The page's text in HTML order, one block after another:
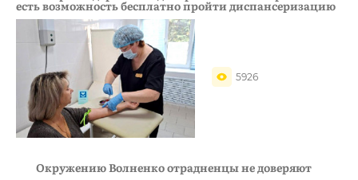
есть возможность бесплатно пройти диспансеризацию
5926
Окружению Волненко отрадненцы не доверяют